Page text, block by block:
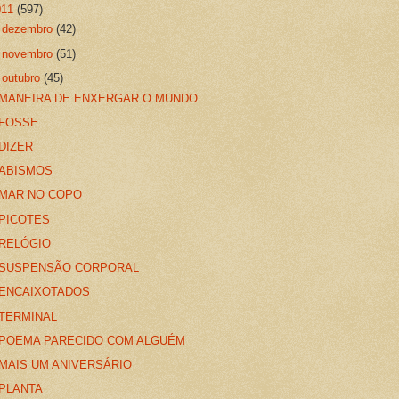
(597)
dezembro(42)
novembro(51)
outubro(45)
DE ENXERGAR O MUNDO
NO COPO
CORPORAL
PARECIDO COM ALGUÉM
UM ANIVERSÁRIO